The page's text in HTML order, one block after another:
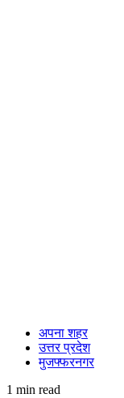
अपना शहर
उत्तर प्रदेश
मुजफ्फरनगर
1 min read